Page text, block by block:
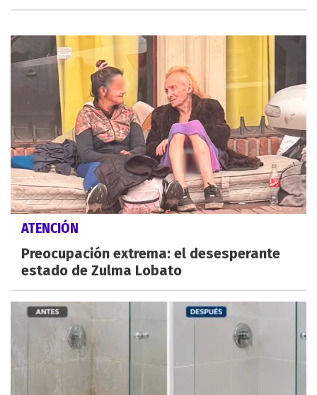
ATENCIÓN
Preocupación extrema: el desesperante
estado de Zulma Lobato